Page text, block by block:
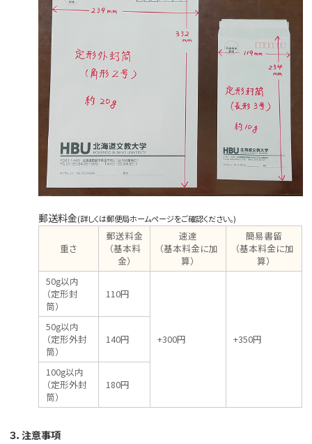
郵送料金(詳しくは郵便局ホームページをご確認ください。)
重さ
郵送料金
（基本料
金）
速達
（基本料金に加
算）
簡易書留
（基本料金に加
算）
50g以内
（定形封
筒）
110円
+300円 +350円
50g以内
（定形外封
筒）
140円
100g以内
（定形外封
筒）
180円
３．注意事項